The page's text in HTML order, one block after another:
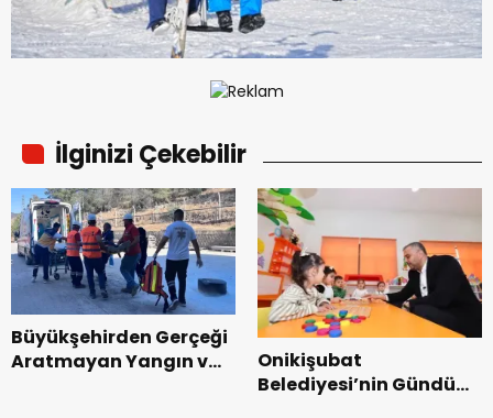
İlginizi Çekebilir
Büyükşehirden Gerçeği
Aratmayan Yangın ve
Onikişubat
Belediyesi’nin Gündüz